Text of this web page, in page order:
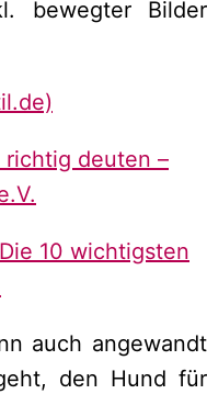
bewegter Bilder
richtig deuten –
10 wichtigsten
auch angewandt
den Hund für